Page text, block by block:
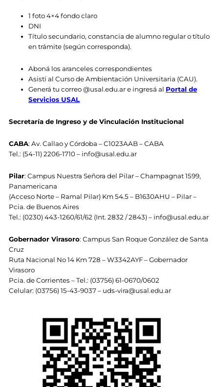
1 foto 4×4 fondo claro
DNI
Título secundario, constancia de alumno regular o título
en trámite (según corresponda).
Aboná los aranceles correspondientes
Asistí al Curso de Ambientación Universitaria (CAU).
Generá tu correo @usal.edu.ar e ingresá al Portal de
Servicios USAL
Secretaría de Ingreso y de Vinculación Institucional
CABA: Av. Callao y Córdoba – C1023AAB – CABA
Tel.: (54-11) 2206-1710 – info@usal.edu.ar
Pilar: Campus Nuestra Señora del Pilar – Champagnat 1599,
Panamericana
(Acceso Norte – Ramal Pilar) Km 54.5 – B1630AHU – Pilar –
Pcia. de Buenos Aires
Tel.: (0230) 443-1260/61/62 (Int. 2832 / 2843) – info@usal.edu.ar
Gobernador Virasoro: Campus San Roque González de Santa
Cruz
Ruta Nacional No 14 Km 728 – W3342AYF – Gobernador
Virasoro
Pcia. de Corrientes – Tel.: (03756) 61-0670/0602
Celular: (03756) 15-43-9037 – uds-vira@usal.edu.ar